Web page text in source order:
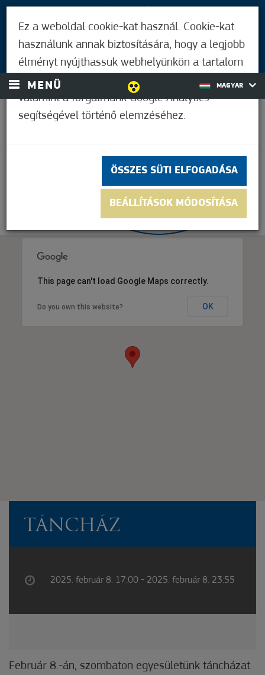
BEJELENTKEZÉS
MENÜ MAGYAR
This page can't load Google Maps correctly.
Do you own this website? OK
TÁNCHÁZ
2025. február 8. 17:00 - 2025. február 8. 23:55
Február 8.-án, szombaton egyesületünk táncházat
Ez a weboldal cookie-kat használ. Cookie-kat
használunk annak biztosítására, hogy a legjobb
élményt nyújthassuk webhelyünkön a tartalom
és a hirdetések személyre szabásához,
valamint a forgalmunk Google Analytics
segítségével történő elemzéséhez.
ÖSSZES SÜTI ELFOGADÁSA
BEÁLLÍTÁSOK MÓDOSÍTÁSA